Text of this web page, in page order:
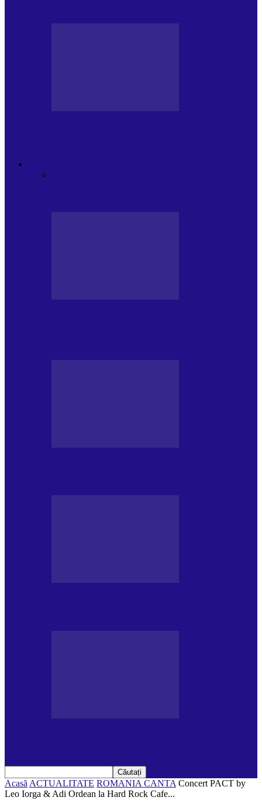
Acasă ACTUALITATE ROMANIA CANTA Concert PACT by
Leo Iorga & Adi Ordean la Hard Rock Cafe...